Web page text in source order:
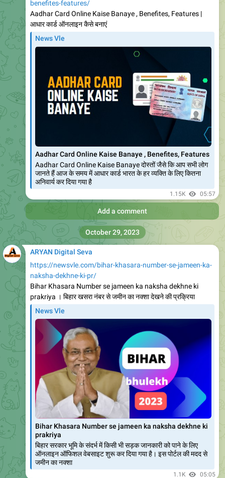
https://newsvle.com/chhatishgardh-bhagini-prasuti-
sahayata-yojana-2023-on/
Chhatishgardh Bhagini Prasuti Sahayata Yojana 2023
Online A
Chhatishgardh Bhagini Prasuti Sahayata Yojana 2023
छत्तीसगढ़ सरकार द्वारा राज्य के असंगठित क्षेत्र के श्रमिक वर्ग को विभिन्न
योजनाओं के माध्यम से आर्थिक
665 02:37
Add a comment
https://newsvle.com/himachal-pradesh-mukhymantri-
swavlamban-yojana-2023/
News Vle
Himachal Pradesh mukhymantri swavlamban Yojana
2023 । हिम
Himachal Pradesh mukhymantri swavlamban Yojana :
सरकार देश में बेरोजगारी को मिटाने के लिए सभी प्रयास कर रही है। और
सभी नागरिकों को तरह-तरह
661 02:40
Add a comment
ARYAN Digital Seva
https://newsvle.com/himachal-pradesh-megha-protsahan-
yojana-2023-online/
News Vle
Himachal Pradesh Megha protsahan Yojana 2023 ।
हिमाचल प्रदेश
Himachal Pradesh Megha protsahan Yojana हिमाचल प्रदेश
मेघा प्रोत्साहन योजना की शुरुआत हिमाचल प्रदेश की सरकार द्वारा किया
गया है
672
Add a comment
ARYAN Digital Seva
https://newsvle.com/chhatishgardh-mukhymantri-
govansh-mobile-chikitsha-yoj/
News Vle
Chhatishgardh Mukhymantri Govansh Mobile Chikitsha
Yojana
Chhatishgardh Mukhymantri Govansh Mobile Chikitsha
Yojana 2023 छत्तीसगढ़ मुख्यमंत्री गोवंश मोबाइल चिकित्सा योजना एक